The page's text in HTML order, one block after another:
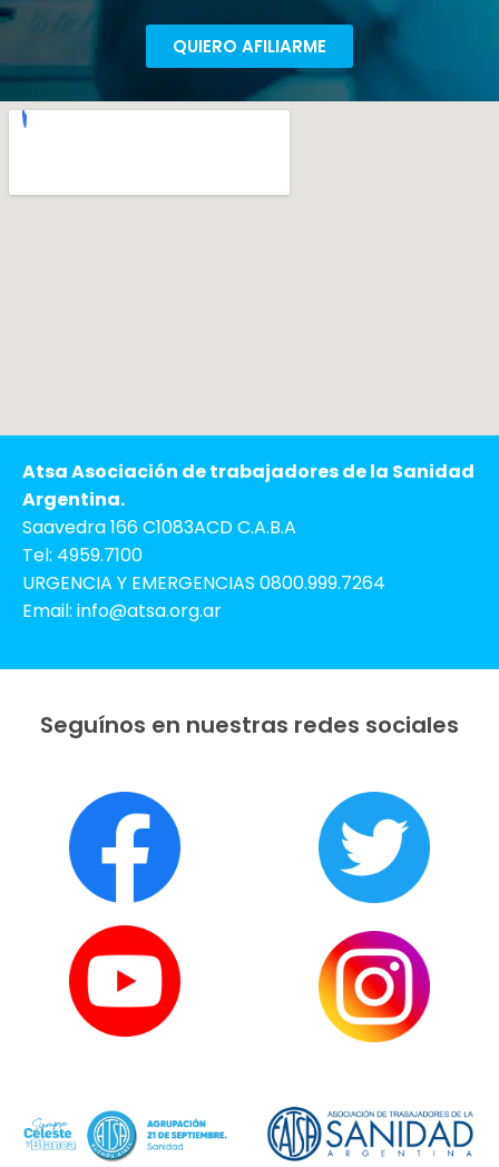
QUIERO AFILIARME
Atsa Asociación de trabajadores de la Sanidad
Argentina.
Saavedra 166 C1083ACD C.A.B.A
Tel: 4959.7100
URGENCIA Y EMERGENCIAS 0800.999.7264
Email: info@atsa.org.ar
Seguínos en nuestras redes sociales